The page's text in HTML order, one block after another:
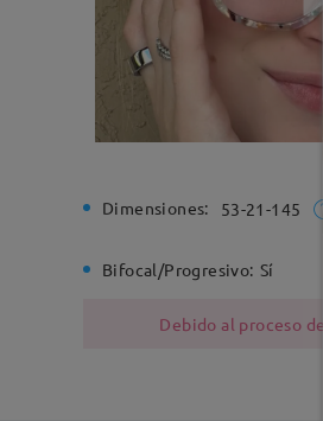
Dimensiones: 53-21-145
Bifocal/Progresivo: Sí
Debido al proceso